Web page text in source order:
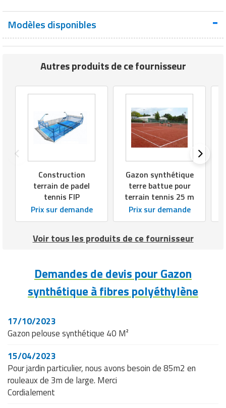
Modèles disponibles
Autres produits de ce fournisseur
Construction
terrain de padel
tennis FIP
Prix sur demande
Gazon synthétique
terre battue pour
terrain tennis 25 m
Prix sur demande
Voir tous les produits de ce fournisseur
Demandes de devis pour Gazon
synthétique à fibres polyéthylène
17/10/2023
Gazon pelouse synthétique 40 M²
15/04/2023
Pour jardin particulier, nous avons besoin de 85m2 en
rouleaux de 3m de large. Merci
Cordialement